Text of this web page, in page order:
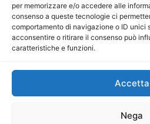
per memorizzare e/o accedere alle
consenso a queste tecnologie ci
comportamento di navigazione o ID unici
acconsentire o ritirare il consenso può
caratteristiche e funzioni.
Accetta
Nega
Direttore Editoriale:
Direttore Responsabile:
P.IVA:
Mercurio Comunicazione
iscritta al Registro degli